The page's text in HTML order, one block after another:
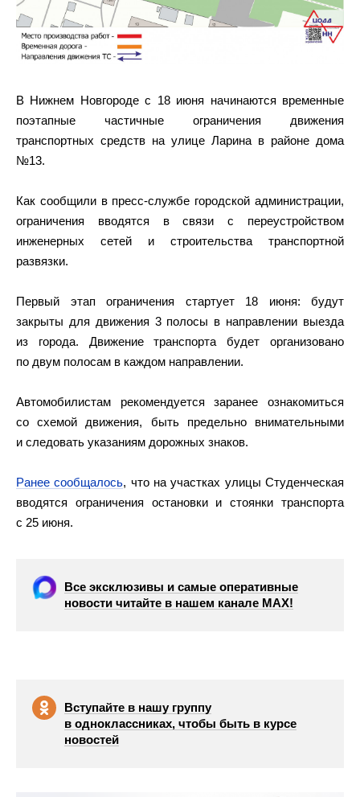
В Нижнем Новгороде с 18 июня начинаются временные
поэтапные частичные ограничения движения
транспортных средств на улице Ларина в районе дома
№13.
Как сообщили в пресс-службе городской администрации,
ограничения вводятся в связи с переустройством
инженерных сетей и строительства транспортной
развязки.
Первый этап ограничения стартует 18 июня: будут
закрыты для движения 3 полосы в направлении выезда
из города. Движение транспорта будет организовано
по двум полосам в каждом направлении.
Автомобилистам рекомендуется заранее ознакомиться
со схемой движения, быть предельно внимательными
и следовать указаниям дорожных знаков.
Ранее сообщалось, что на участках улицы Студенческая
вводятся ограничения остановки и стоянки транспорта
с 25 июня.
Все эксклюзивы и самые оперативные
новости читайте в нашем канале МАХ!
Вступайте в нашу группу
в одноклассниках, чтобы быть в курсе
новостей